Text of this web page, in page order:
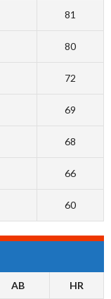
81
80
72
69
68
66
60
AB HR